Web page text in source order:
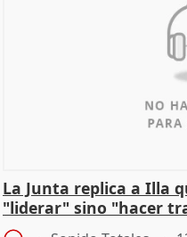
La Junta replica a Illa
"liderar" sino "hacer